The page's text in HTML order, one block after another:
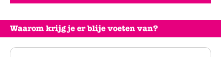
Waarom krijg je er blije voeten van?